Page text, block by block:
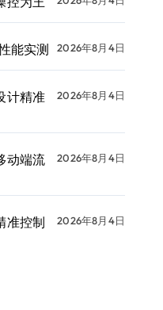
能实测 2026年8月4日
计精准
2026年8月4日
动端流
2026年8月4日
准控制
2026年8月4日